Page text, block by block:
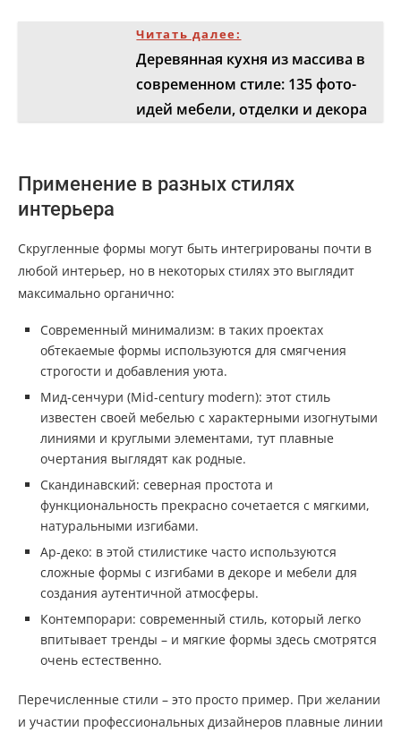
Читать далее:
Деревянная кухня из массива в
современном стиле: 135 фото-
идей мебели, отделки и декора
Применение в разных стилях
интерьера
Скругленные формы могут быть интегрированы почти в
любой интерьер, но в некоторых стилях это выглядит
максимально органично:
Современный минимализм: в таких проектах
обтекаемые формы используются для смягчения
строгости и добавления уюта.
Мид-сенчури (Mid-century modern): этот стиль
известен своей мебелью с характерными изогнутыми
линиями и круглыми элементами, тут плавные
очертания выглядят как родные.
Скандинавский: северная простота и
функциональность прекрасно сочетается с мягкими,
натуральными изгибами.
Ар-деко: в этой стилистике часто используются
сложные формы с изгибами в декоре и мебели для
создания аутентичной атмосферы.
Контемпорари: современный стиль, который легко
впитывает тренды – и мягкие формы здесь смотрятся
очень естественно.
Перечисленные стили – это просто пример. При желании
и участии профессиональных дизайнеров плавные линии